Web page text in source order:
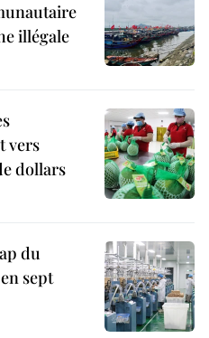
illégale
vers
dollars
du
sept